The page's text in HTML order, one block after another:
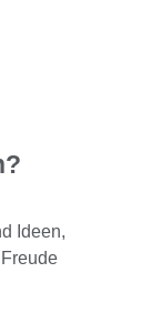
Ideen,